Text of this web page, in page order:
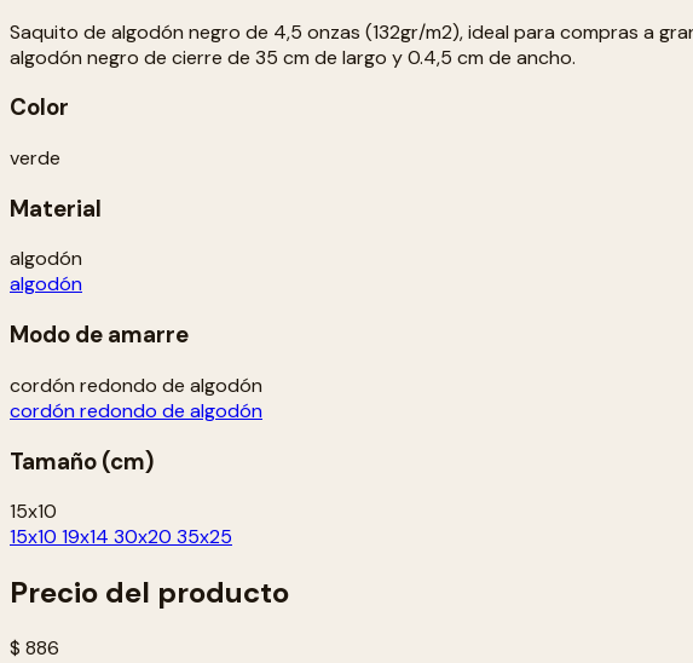
Saquito de algodón negro de 4,5 onzas (132gr/m2), ideal para compras a
algodón negro de cierre de 35 cm de largo y 0.4,5 cm de ancho.
Color
verde
Material
algodón
algodón
Modo de amarre
cordón redondo de algodón
cordón redondo de algodón
Tamaño (cm)
15x10
15x10 19x14 30x20 35x25
Precio del producto
$ 886